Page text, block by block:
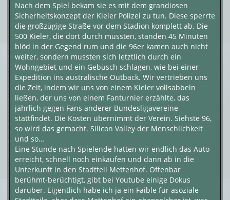
Nach dem Spiel bekam sie es mit dem grandiosen
Sicherheitskonzept der Kieler Polizei zu tun. Diese sperrte
die großzügige Straße vor dem Stadion komplett ab. Die
500 Kieler, die dort durch mussten, standen 45 Minuten
blöd in der Gegend rum und die 96er kamen auch nicht
weiter, sondern mussten sich letztlich durch ein
Wohngebiet und ein Gebüsch schlagen, wie bei einer
Expedition ins australische Outback. Wir vertrieben uns
die Zeit, indem wir uns von einem Kieler vollsabbeln
ließen, der uns von einem Fanturnier erzählte, das
jährlich gegen Fans anderer Bundesligavereine
stattfindet. Die Kosten übernimmt der Verein. Siehste 96,
so wird das gemacht. Silicon Valley der Menschlichkeit
und so…
Eine Stunde nach Spielende hatten wir endlich das Auto
erreicht, schnell noch einkaufen und dann ab in die
Unterkunft in den Stadtteil Mettenhof. Offenbar
berühmt-berüchtigt, gibt bei Youtube einige Dokus
darüber. Eigentlich habe ich ja ein Faible für asoziale